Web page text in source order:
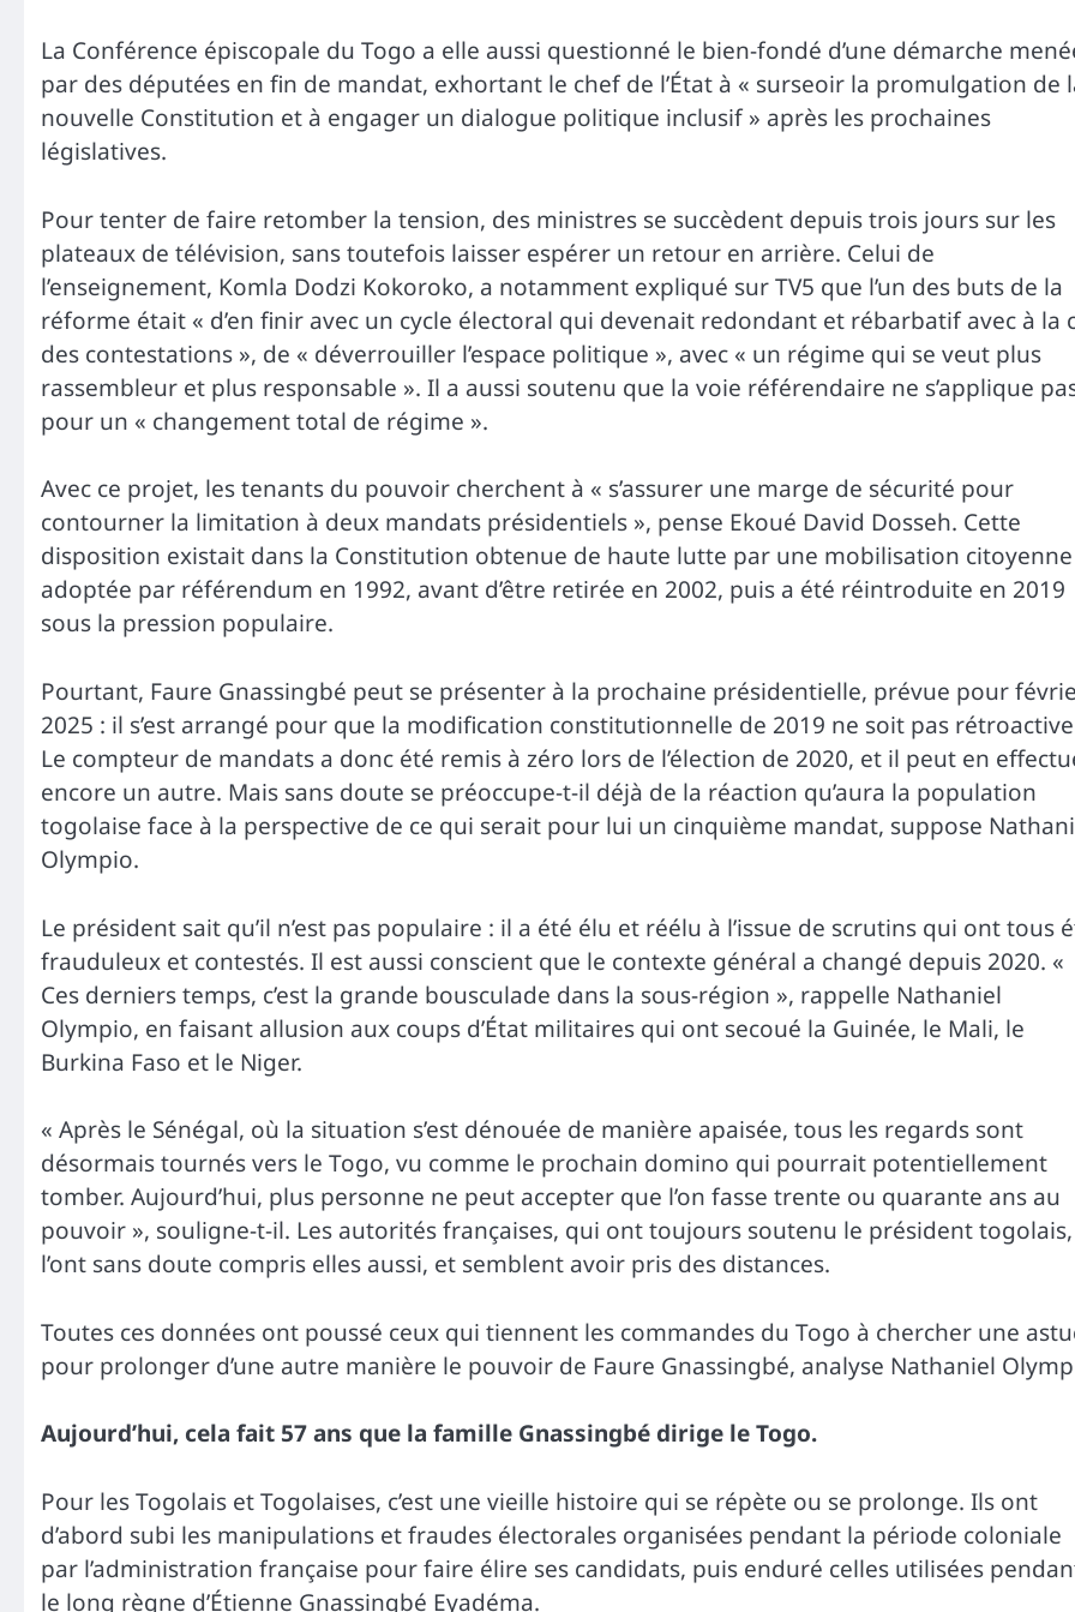
La Conférence épiscopale du Togo a elle aussi questionné le bien-fondé d’une démarche
par des députées en fin de mandat, exhortant le chef de l’État à « surseoir la promulgation de
nouvelle Constitution et à engager un dialogue politique inclusif » après les prochaines
législatives.
Pour tenter de faire retomber la tension, des ministres se succèdent depuis trois jours sur les
plateaux de télévision, sans toutefois laisser espérer un retour en arrière. Celui de
l’enseignement, Komla Dodzi Kokoroko, a notamment expliqué sur TV5 que l’un des buts de la
réforme était « d’en finir avec un cycle électoral qui devenait redondant et rébarbatif avec à la
des contestations », de « déverrouiller l’espace politique », avec « un régime qui se veut plus
rassembleur et plus responsable ». Il a aussi soutenu que la voie référendaire ne s’applique
pour un « changement total de régime ».
Avec ce projet, les tenants du pouvoir cherchent à « s’assurer une marge de sécurité pour
contourner la limitation à deux mandats présidentiels », pense Ekoué David Dosseh. Cette
disposition existait dans la Constitution obtenue de haute lutte par une mobilisation
adoptée par référendum en 1992, avant d’être retirée en 2002, puis a été réintroduite en 2019
sous la pression populaire.
Pourtant, Faure Gnassingbé peut se présenter à la prochaine présidentielle, prévue pour
2025 : il s’est arrangé pour que la modification constitutionnelle de 2019 ne soit pas
Le compteur de mandats a donc été remis à zéro lors de l’élection de 2020, et il peut en
encore un autre. Mais sans doute se préoccupe-t-il déjà de la réaction qu’aura la population
togolaise face à la perspective de ce qui serait pour lui un cinquième mandat, suppose
Olympio.
Le président sait qu’il n’est pas populaire : il a été élu et réélu à l’issue de scrutins qui ont tous
frauduleux et contestés. Il est aussi conscient que le contexte général a changé depuis 2020. «
Ces derniers temps, c’est la grande bousculade dans la sous-région », rappelle Nathaniel
Olympio, en faisant allusion aux coups d’État militaires qui ont secoué la Guinée, le Mali, le
Burkina Faso et le Niger.
« Après le Sénégal, où la situation s’est dénouée de manière apaisée, tous les regards sont
désormais tournés vers le Togo, vu comme le prochain domino qui pourrait potentiellement
tomber. Aujourd’hui, plus personne ne peut accepter que l’on fasse trente ou quarante ans au
pouvoir », souligne-t-il. Les autorités françaises, qui ont toujours soutenu le président togolais,
l’ont sans doute compris elles aussi, et semblent avoir pris des distances.
Toutes ces données ont poussé ceux qui tiennent les commandes du Togo à chercher une
pour prolonger d’une autre manière le pouvoir de Faure Gnassingbé, analyse Nathaniel
Aujourd’hui, cela fait 57 ans que la famille Gnassingbé dirige le Togo.
Pour les Togolais et Togolaises, c’est une vieille histoire qui se répète ou se prolonge. Ils ont
d’abord subi les manipulations et fraudes électorales organisées pendant la période coloniale
par l’administration française pour faire élire ses candidats, puis enduré celles utilisées
le long règne d’Étienne Gnassingbé Eyadéma.